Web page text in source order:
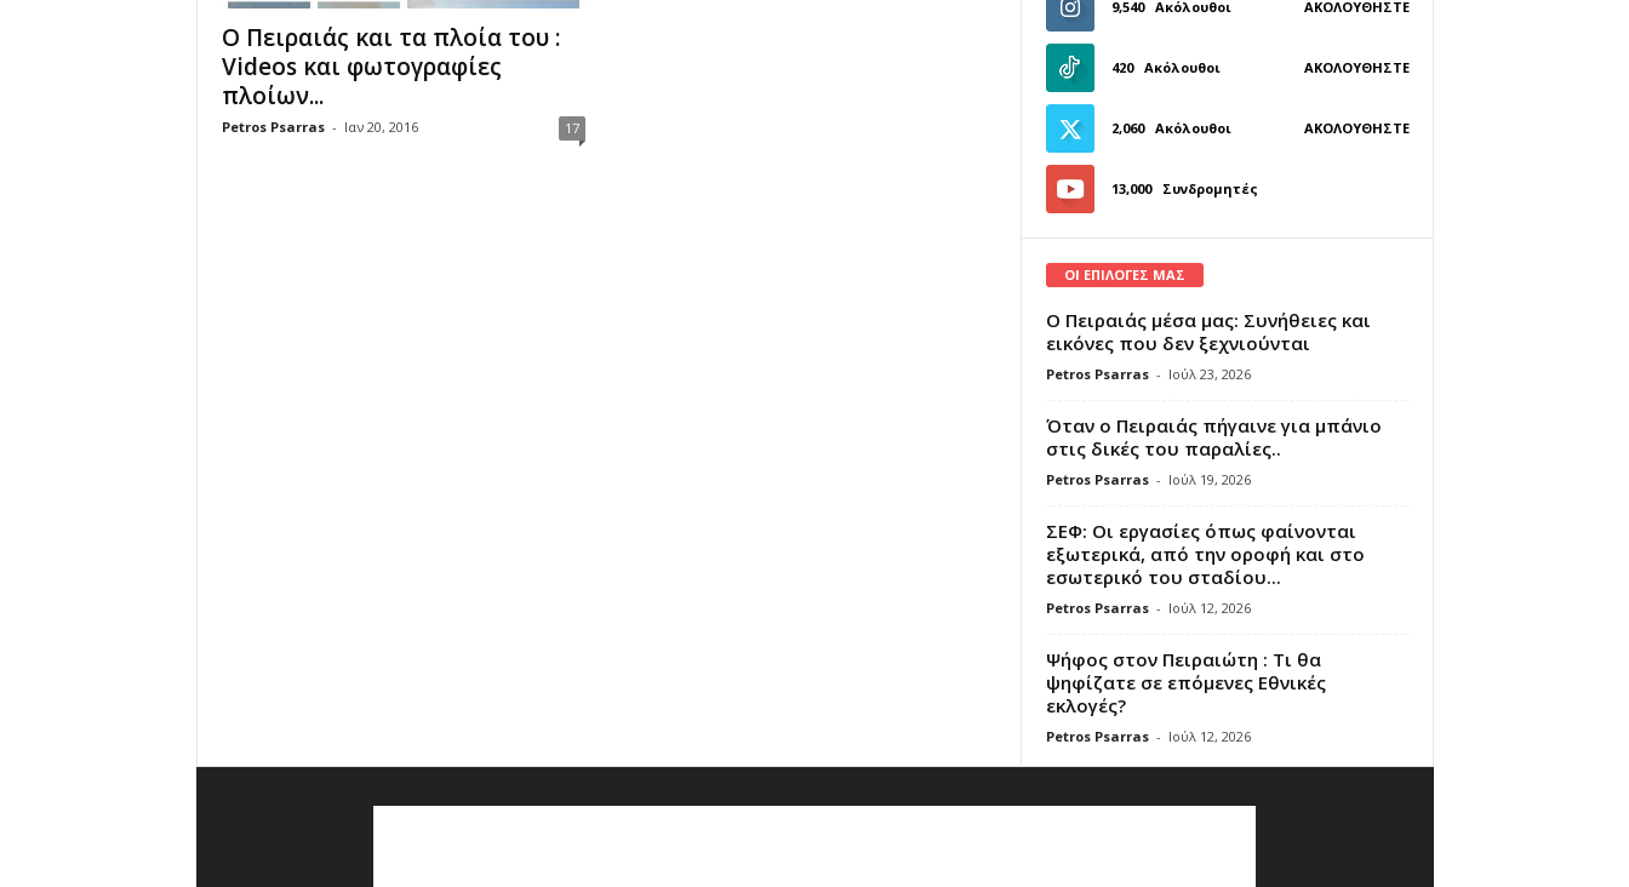
Ο Πειραιάς και τα πλοία του :
Videos και φωτογραφίες
πλοίων...
Petros Psarras - Ιαν 20, 2016 17
9,540 Ακόλουθοι ΑΚΟΛΟΥΘΉΣΤΕ
420 Ακόλουθοι ΑΚΟΛΟΥΘΉΣΤΕ
2,060 Ακόλουθοι ΑΚΟΛΟΥΘΉΣΤΕ
13,000 Συνδρομητές
ΓΊΝΕΤΕ ΣΥΝΔΡΟΜΗΤΉΣ
ΟΙ ΕΠΙΛΟΓΕΣ ΜΑΣ
Ο Πειραιάς μέσα μας: Συνήθειες και
εικόνες που δεν ξεχνιούνται
Petros Psarras - Ιούλ 23, 2026
Όταν ο Πειραιάς πήγαινε για μπάνιο
στις δικές του παραλίες..
Petros Psarras - Ιούλ 19, 2026
ΣΕΦ: Οι εργασίες όπως φαίνονται
εξωτερικά, από την οροφή και στο
εσωτερικό του σταδίου...
Petros Psarras - Ιούλ 12, 2026
Ψήφος στον Πειραιώτη : Τι θα
ψηφίζατε σε επόμενες Εθνικές
εκλογές?
Petros Psarras - Ιούλ 12, 2026